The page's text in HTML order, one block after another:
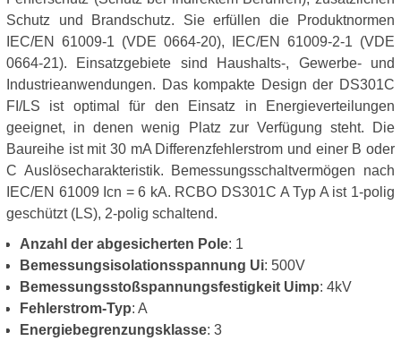
Schutz und Brandschutz. Sie erfüllen die Produktnormen
IEC/EN 61009-1 (VDE 0664-20), IEC/EN 61009-2-1 (VDE
0664-21). Einsatzgebiete sind Haushalts-, Gewerbe- und
Industrieanwendungen. Das kompakte Design der DS301C
FI/LS ist optimal für den Einsatz in Energieverteilungen
geeignet, in denen wenig Platz zur Verfügung steht. Die
Baureihe ist mit 30 mA Differenzfehlerstrom und einer B oder
C Auslösecharakteristik. Bemessungsschaltvermögen nach
IEC/EN 61009 Icn = 6 kA. RCBO DS301C A Typ A ist 1-polig
geschützt (LS), 2-polig schaltend.
Anzahl der abgesicherten Pole: 1
Bemessungsisolationsspannung Ui: 500V
Bemessungsstoßspannungsfestigkeit Uimp: 4kV
Fehlerstrom-Typ: A
Energiebegrenzungsklasse: 3